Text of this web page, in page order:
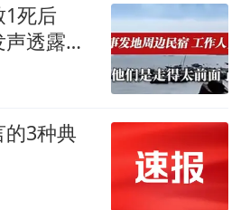
死后
透露关
3种典